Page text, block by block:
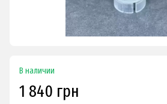
В наличии
1 840 грн